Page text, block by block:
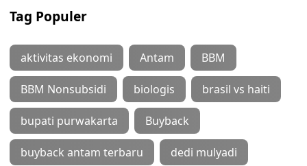
Tag Populer
aktivitas ekonomi Antam BBM
BBM Nonsubsidi biologis brasil vs haiti
bupati purwakarta Buyback
buyback antam terbaru dedi mulyadi